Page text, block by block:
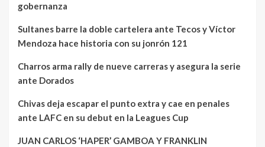
gobernanza
Sultanes barre la doble cartelera ante Tecos y Víctor
Mendoza hace historia con su jonrón 121
Charros arma rally de nueve carreras y asegura la serie
ante Dorados
Chivas deja escapar el punto extra y cae en penales
ante LAFC en su debut en la Leagues Cup
JUAN CARLOS ‘HAPER’ GAMBOA Y FRANKLIN